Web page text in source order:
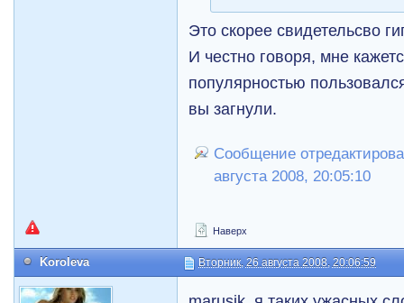
Это скорее свидетельсво
И честно говоря, мне
популярностью
вы загнули.
Сообщение
августа 2008, 20:05:10
Наверх
Koroleva Вторник, 26 августа 2008, 20:06:59